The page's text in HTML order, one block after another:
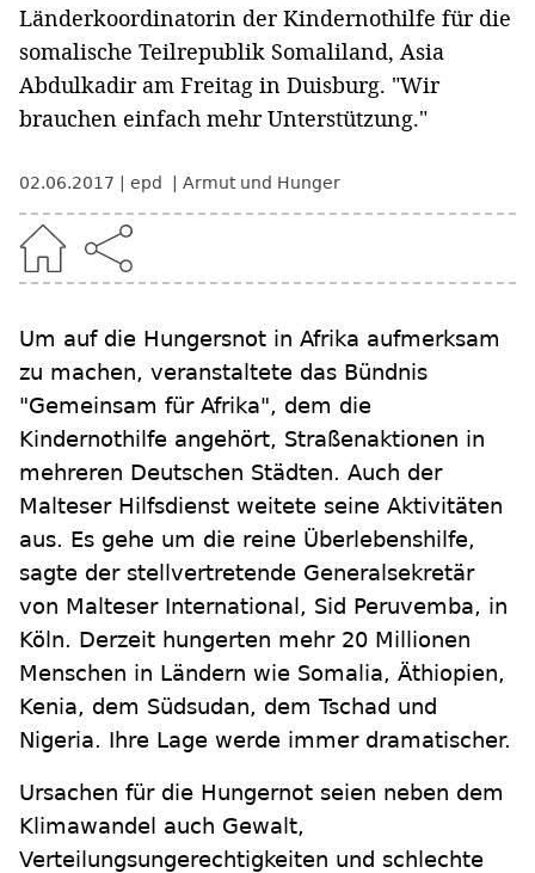
Länderkoordinatorin der Kindernothilfe für die
somalische Teilrepublik Somaliland, Asia
Abdulkadir am Freitag in Duisburg. "Wir
brauchen einfach mehr Unterstützung."
02.06.2017 epd Armut und Hunger
Um auf die Hungersnot in Afrika aufmerksam
zu machen, veranstaltete das Bündnis
"Gemeinsam für Afrika", dem die
Kindernothilfe angehört, Straßenaktionen in
mehreren Deutschen Städten. Auch der
Malteser Hilfsdienst weitete seine Aktivitäten
aus. Es gehe um die reine Überlebenshilfe,
sagte der stellvertretende Generalsekretär
von Malteser International, Sid Peruvemba, in
Köln. Derzeit hungerten mehr 20 Millionen
Menschen in Ländern wie Somalia, Äthiopien,
Kenia, dem Südsudan, dem Tschad und
Nigeria. Ihre Lage werde immer dramatischer.
Ursachen für die Hungernot seien neben dem
Klimawandel auch Gewalt,
Verteilungsungerechtigkeiten und schlechte